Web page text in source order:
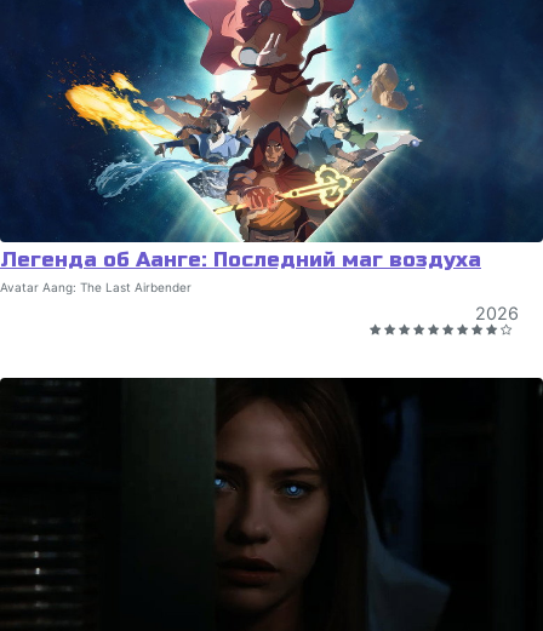
Легенда об Аанге: Последний маг воздуха
2026
Avatar Aang: The Last Airbender